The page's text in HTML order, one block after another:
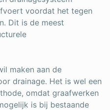
voordat het tegen
Dit is de meest
maken aan de
drainage. Het is wel een
omdat graafwerken
is bij bestaande